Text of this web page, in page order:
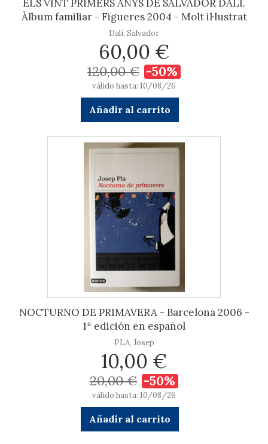
ELS VINT PRIMERS ANYS DE SALVADOR DALÍ.
Àlbum familiar - Figueres 2004 - Molt il·lustrat
Dalí, Salvador
60,00 €
120,00 € -50%
válido hasta: 10/08/26
Añadir al carrito
NOCTURNO DE PRIMAVERA - Barcelona 2006 -
1ª edición en español
PLA, Josep
10,00 €
20,00 € -50%
válido hasta: 10/08/26
Añadir al carrito